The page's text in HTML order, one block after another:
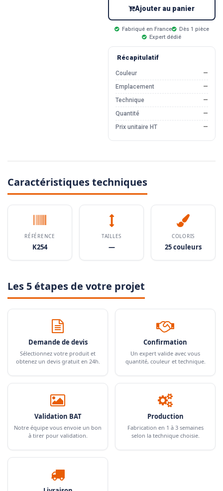
Ajouter au panier
Fabriqué en France
Dès 1 pièce
Expert dédié
Récapitulatif
Couleur
—
Emplacement
—
Technique
—
Quantité
—
Prix unitaire HT
—
Caractéristiques techniques
RÉFÉRENCE
K254
TAILLES
—
COLORIS
25 couleurs
Les 5 étapes de votre projet
Demande de devis
Sélectionnez votre produit et
obtenez un devis gratuit en 24h.
Confirmation
Un expert valide avec vous
quantité, couleur et technique.
Validation BAT
Notre équipe vous envoie un bon
à tirer pour validation.
Production
Fabrication en 1 à 3 semaines
selon la technique choisie.